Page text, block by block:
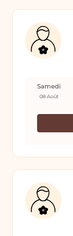
Samedi
08 Août